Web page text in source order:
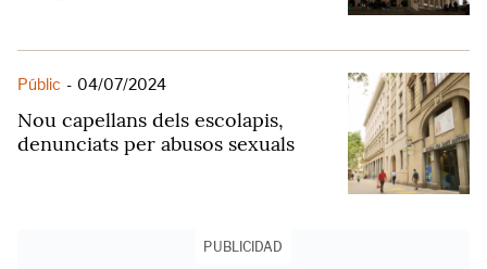
Públic - 04/07/2024
Nou capellans dels escolapis,
denunciats per abusos sexuals
PUBLICIDAD